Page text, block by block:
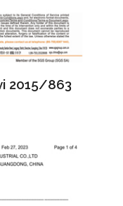
2015/863